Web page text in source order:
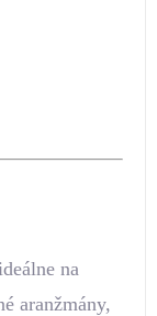
na
aranžmány,